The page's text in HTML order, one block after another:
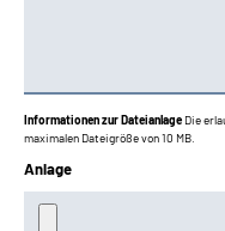
Informationen zur Dateianlage Die
maximalen Dateigröße von 10 MB.
Anlage